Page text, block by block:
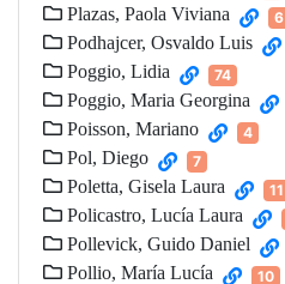
Plazas, Paola Viviana 6
Podhajcer, Osvaldo Luis
Poggio, Lidia 74
Poggio, Maria Georgina
Poisson, Mariano 4
Pol, Diego 7
Poletta, Gisela Laura 11
Policastro, Lucía Laura
Pollevick, Guido Daniel
Pollio, María Lucía 10